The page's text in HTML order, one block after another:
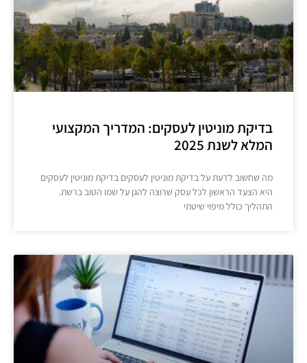
בדיקת מוניטין לעסקים: המדריך המקצועי
המלא לשנת 2025
מה שחשוב לדעת על בדיקת מוניטין לעסקים בדיקת מוניטין לעסקים
היא הצעד הראשון לכל עסק שרוצה להגן על שמו הטוב ברשת.
התהליך כולל מיפוי שיטתי